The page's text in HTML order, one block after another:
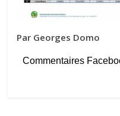
Par Georges Domo
Commentaires